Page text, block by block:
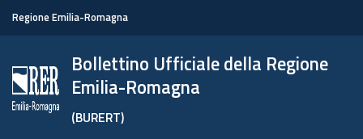
Regione Emilia-Romagna
Bollettino Ufficiale della Regione
Emilia-Romagna
(BURERT)